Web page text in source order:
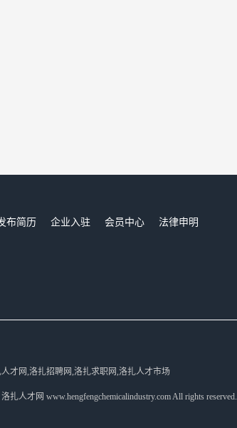
布简历 企业入驻 会员中心
法律申明
才网,洛扎招聘网,洛扎求职网,洛扎人才市场
扎人才网 www.hengfengchemicalindustry.com All rights reserved.